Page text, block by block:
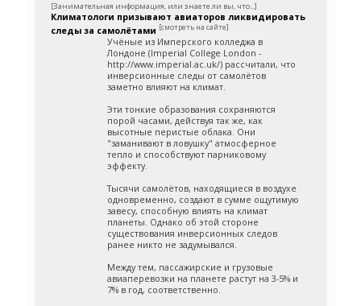
[Занимательная информация, или знаете ли вы, что...]
Климатологи призывают авиаторов ликвидировать
следы за самолётами [смотреть на сайте]
Учёные из Имперского колледжа в
Лондоне (Imperial College London -
http://www.imperial.ac.uk/) рассчитали, что
инверсионные следы от самолётов
заметно влияют на климат.
Эти тонкие образования сохраняются
порой часами, действуя так же, как
высотные перистые облака. Они
"заманивают в ловушку" атмосферное
тепло и способствуют парниковому
эффекту.
Тысячи самолётов, находящиеся в воздухе
одновременно, создают в сумме ощутимую
завесу, способную влиять на климат
планеты. Однако об этой стороне
существования инверсионных следов
ранее никто не задумывался.
Между тем, пассажирские и грузовые
авиаперевозки на планете растут на 3-5% и
7% в год, соответственно.